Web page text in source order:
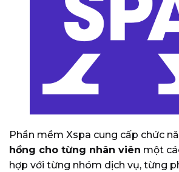
Phần mềm Xspa cung cấp chức
hồng cho từng nhân viên một
hợp với từng nhóm dịch vụ, từng